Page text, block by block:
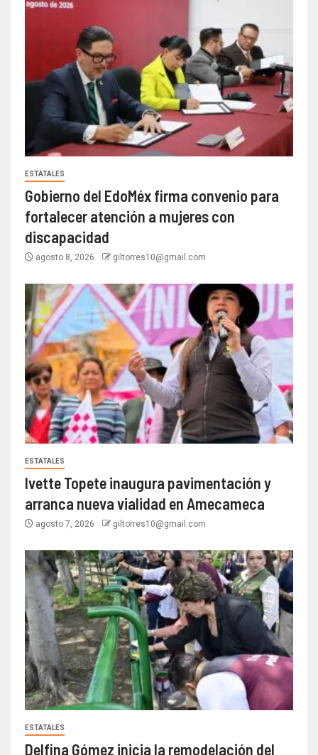
ESTATALES
Gobierno del EdoMéx firma convenio para
fortalecer atención a mujeres con
discapacidad
agosto 8, 2026 giltorres10@gmail.com
ESTATALES
Ivette Topete inaugura pavimentación y
arranca nueva vialidad en Amecameca
agosto 7, 2026 giltorres10@gmail.com
ESTATALES
Delfina Gómez inicia la remodelación del